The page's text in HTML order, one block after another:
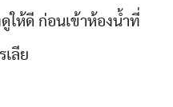
ห้ดี ก่อนเข้าห้องน้ำที่
เลีย